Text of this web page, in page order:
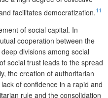
facilitates democratization.11
of social capital. In
cooperation between the
divisions among social
social trust leads to the spread
the creation of authoritarian
of confidence in a rapid and
rule and the consolidation